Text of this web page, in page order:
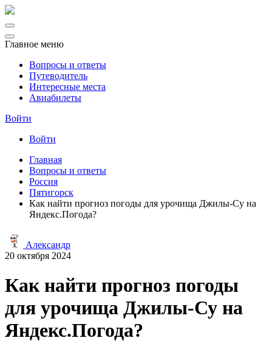
Главное меню
Вопросы и ответы
Путеводитель
Интересные места
Авиабилеты
Войти
Войти
Главная
Вопросы и ответы
Россия
Пятигорск
Как найти прогноз погоды для урочища Джилы-Су на
Яндекс.Погода?
Александр
20 октября 2024
Как найти прогноз погоды
для урочища Джилы-Су на
Яндекс.Погода?